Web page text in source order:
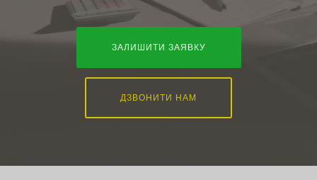
ЗАЛИШИТИ ЗАЯВКУ
ДЗВОНИТИ НАМ